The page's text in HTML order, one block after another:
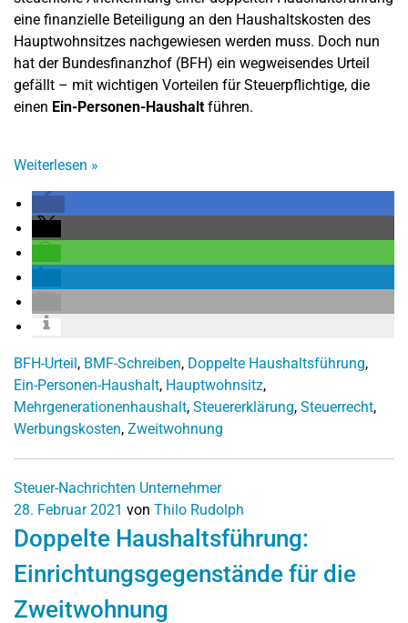
eine finanzielle Beteiligung an den Haushaltskosten des
Hauptwohnsitzes nachgewiesen werden muss. Doch nun
hat der Bundesfinanzhof (BFH) ein wegweisendes Urteil
gefällt – mit wichtigen Vorteilen für Steuerpflichtige, die
einen Ein-Personen-Haushaltführen.
Weiterlesen »
BFH-Urteil, BMF-Schreiben, Doppelte Haushaltsführung,
Ein-Personen-Haushalt, Hauptwohnsitz,
Mehrgenerationenhaushalt, Steuererklärung, Steuerrecht,
Werbungskosten, Zweitwohnung
Steuer-Nachrichten Unternehmer
28. Februar 2021 von Thilo Rudolph
Doppelte Haushaltsführung:
Einrichtungsgegenstände für die
Zweitwohnung